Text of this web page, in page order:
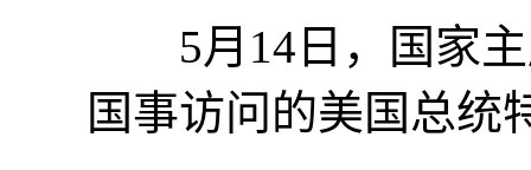
5月14日，国家主
国事访问的美国总统